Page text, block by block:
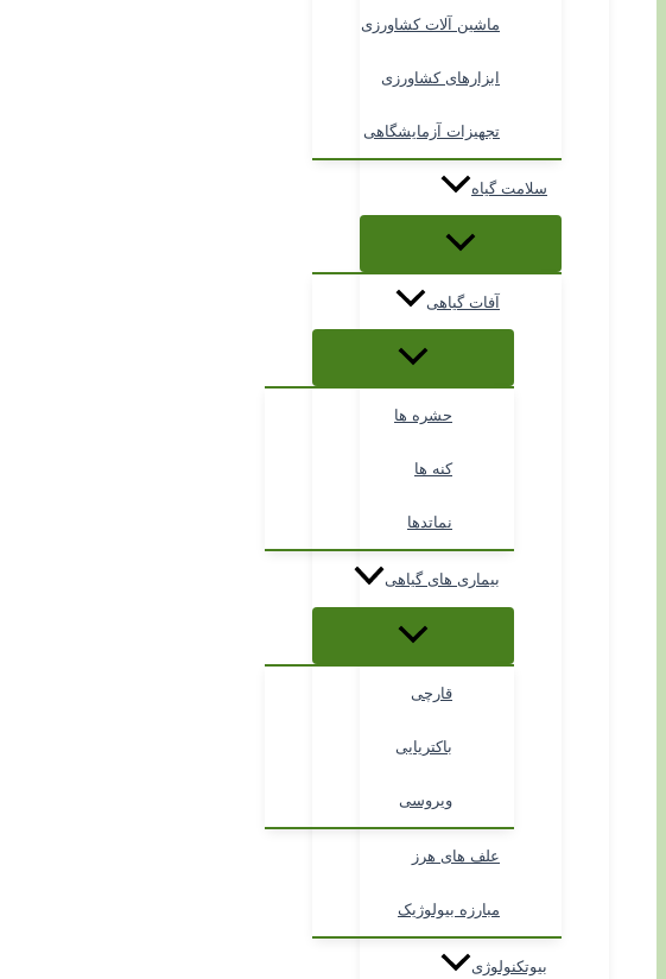
ماشین آلات کشاورزی
ابزارهای کشاورزی
تجهیزات آزمایشگاهی
سلامت گیاه
آفات گیاهی
حشره ها
کنه ها
نماتدها
بیماری های گیاهی
قارچی
باکتریایی
ویروسی
علف های هرز
مبارزه بیولوژیک
بیوتکنولوژی